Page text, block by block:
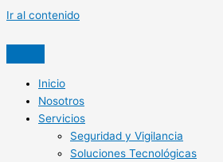
Ir al contenido
Inicio
Nosotros
Servicios
Seguridad y Vigilancia
Soluciones Tecnológicas